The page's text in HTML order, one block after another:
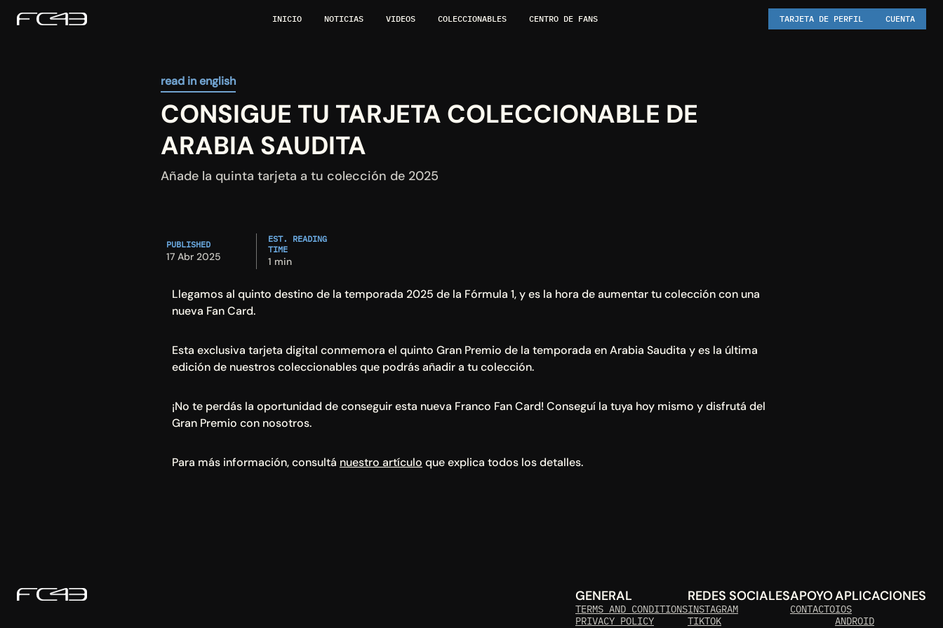
INICIO NOTICIAS VIDEOS COLECCIONABLES CENTRO DE FANS TARJETA DE PERFIL CUENTA
read in english
CONSIGUE TU TARJETA COLECCIONABLE DE
ARABIA SAUDITA
Añade la quinta tarjeta a tu colección de 2025
PUBLISHED
17 Abr 2025
EST. READING
TIME
1 min
Llegamos al quinto destino de la temporada 2025 de la Fórmula 1, y es la hora de aumentar tu colección con una
nueva Fan Card.
Esta exclusiva tarjeta digital conmemora el quinto Gran Premio de la temporada en Arabia Saudita y es la última
edición de nuestros coleccionables que podrás añadir a tu colección.
¡No te perdás la oportunidad de conseguir esta nueva Franco Fan Card! Conseguí la tuya hoy mismo y disfrutá del
Gran Premio con nosotros.
Para más información, consultá nuestro artículo que explica todos los detalles.
GENERAL
TERMS AND CONDITIONS
PRIVACY POLICY
REDES SOCIALES
INSTAGRAM
TIKTOK
APOYO
CONTACTO
APLICACIONES
IOS
ANDROID